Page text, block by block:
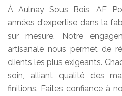
À Aulnay Sous Bois, AF
années d'expertise dans la
sur mesure. Notre
artisanale nous permet de
clients les plus exigeants.
soin, alliant qualité des
finitions. Faites confiance à